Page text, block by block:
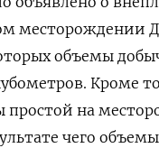
месторождении
объемы
Кроме
простой на
чего